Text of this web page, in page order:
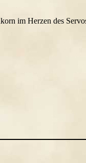
im Herzen des